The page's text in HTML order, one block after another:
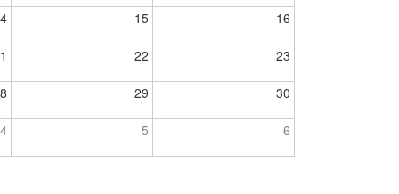
15 16
22 23
29 30
4 5 6